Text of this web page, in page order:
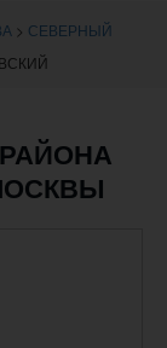
> СЕВЕРНЫЙ